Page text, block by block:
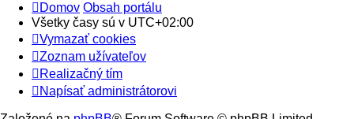
Domov Obsah portálu
Všetky časy sú v UTC+02:00
Vymazať cookies
Zoznam užívateľov
Realizačný tím
Napísať administrátorovi